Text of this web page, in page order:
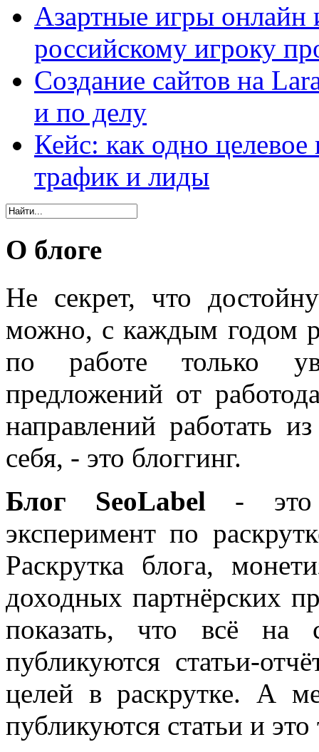
Азартные игры онлайн
российскому игроку
Создание сайтов на
и по делу
Кейс: как одно
трафик и лиды
О блоге
Не секрет, что
можно, с каждым годом
по работе только
предложений от
направлений работать
себя, - это блоггинг.
Блог SeoLabel - это
эксперимент по
Раскрутка блога,
доходных партнёрских
показать, что всё на
публикуются статьи-
целей в раскрутке. А
публикуются статьи и